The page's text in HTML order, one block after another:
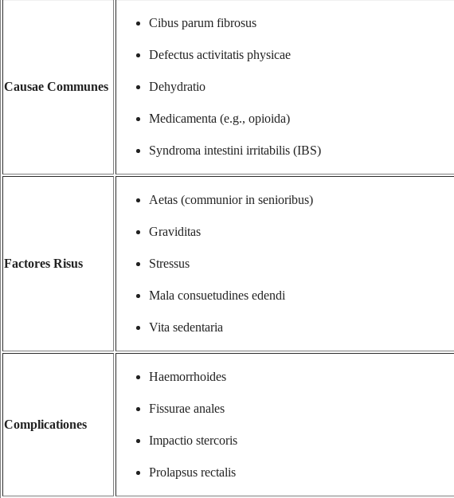
Causae Communes
Cibus parum fibrosus
Defectus activitatis physicae
Dehydratio
Medicamenta (e.g., opioida)
Syndroma intestini irritabilis (IBS)
Factores Risus
Aetas (communior in senioribus)
Graviditas
Stressus
Mala consuetudines edendi
Vita sedentaria
Complicationes
Haemorrhoides
Fissurae anales
Impactio stercoris
Prolapsus rectalis